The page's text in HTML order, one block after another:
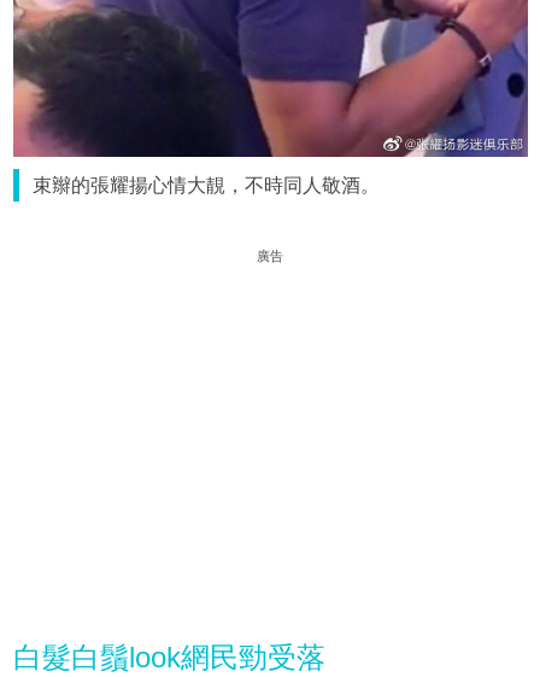
束辮的張耀揚心情大靚，不時同人敬酒。
廣告
白髮白鬚look網民勁受落